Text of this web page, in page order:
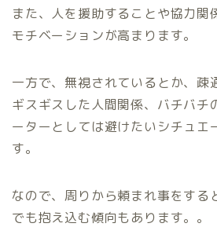
また、人を援助することや協力関
モチベーションが高まります。
一方で、無視されているとか、疎
ギスギスした人間関係、バチバチ
ーターとしては避けたいシチュエ
す。
なので、周りから頼まれ事をする
でも抱え込む傾向もあります。。